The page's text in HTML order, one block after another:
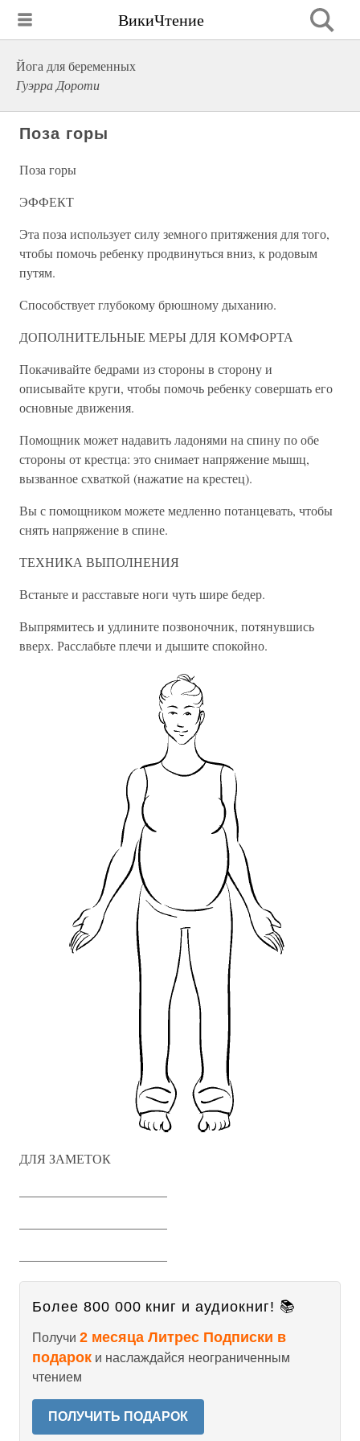
ВикиЧтение
Йога для беременных
Гуэрра Дороти
Поза горы
Поза горы
ЭФФЕКТ
Эта поза использует силу земного притяжения для того,
чтобы помочь ребенку продвинуться вниз, к родовым
путям.
Способствует глубокому брюшному дыханию.
ДОПОЛНИТЕЛЬНЫЕ МЕРЫ ДЛЯ КОМФОРТА
Покачивайте бедрами из стороны в сторону и
описывайте круги, чтобы помочь ребенку совершать его
основные движения.
Помощник может надавить ладонями на спину по обе
стороны от крестца: это снимает напряжение мышц,
вызванное схваткой (нажатие на крестец).
Вы с помощником можете медленно потанцевать, чтобы
снять напряжение в спине.
ТЕХНИКА ВЫПОЛНЕНИЯ
Встаньте и расставьте ноги чуть шире бедер.
Выпрямитесь и удлините позвоночник, потянувшись
вверх. Расслабьте плечи и дышите спокойно.
ДЛЯ ЗАМЕТОК
Более 800 000 книг и аудиокниг! 📚
Получи 2 месяца Литрес Подписки в
подарок и наслаждайся неограниченным
чтением
ПОЛУЧИТЬ ПОДАРОК